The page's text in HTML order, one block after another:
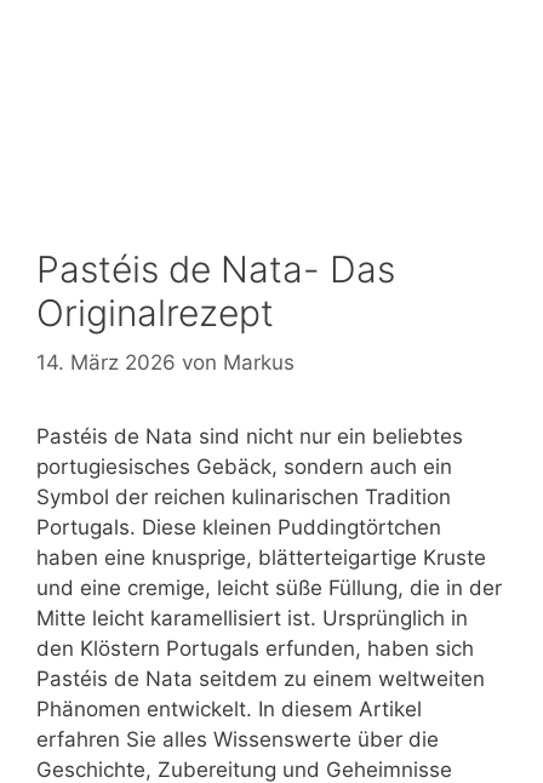
Pastéis de Nata- Das
Originalrezept
14. März 2026 von Markus
Pastéis de Nata sind nicht nur ein beliebtes
portugiesisches Gebäck, sondern auch ein
Symbol der reichen kulinarischen Tradition
Portugals. Diese kleinen Puddingtörtchen
haben eine knusprige, blätterteigartige Kruste
und eine cremige, leicht süße Füllung, die in der
Mitte leicht karamellisiert ist. Ursprünglich in
den Klöstern Portugals erfunden, haben sich
Pastéis de Nata seitdem zu einem weltweiten
Phänomen entwickelt. In diesem Artikel
erfahren Sie alles Wissenswerte über die
Geschichte, Zubereitung und Geheimnisse